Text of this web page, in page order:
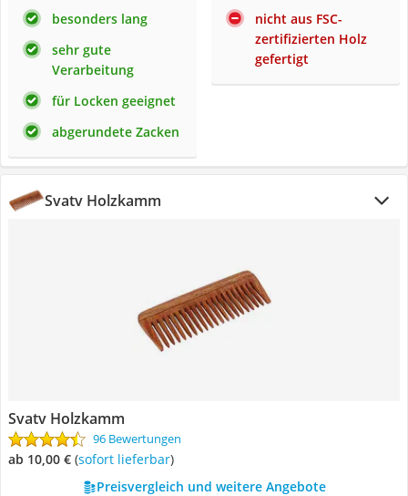
besonders lang
sehr gute
Verarbeitung
für Locken geeignet
abgerundete Zacken
nicht aus FSC-
zertifizierten Holz
gefertigt
Svatv Holzkamm
Svatv Holzkamm
96 Bewertungen
ab 10,00 € ( Sofort lieferbar)
Preisvergleich und weitere Angebote